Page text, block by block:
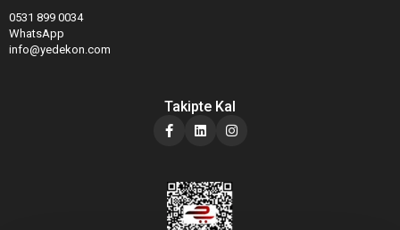
0531 899 0034
WhatsApp
info@yedekon.com
Takipte Kal